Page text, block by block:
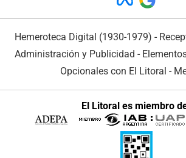
Hemeroteca Digital (1930-1979) -
Administración y Publicidad -
Opcionales con El Litoral -
El Litoral es miembro